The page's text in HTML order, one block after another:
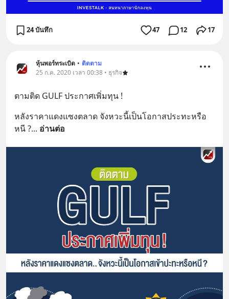
24 บันทึก 47 12 17
หุ้นพอร์ทระเบิด • ติดตาม
25 ก.ค. 2020 เวลา 00:38 • ธุรกิจ
ตามติด GULF ประกาศเพิ่มทุน !
หลังราคาแดงแซงตลาด จังหวะนี้เป็นโอกาสประทะหรือ
หนี ?... อ่านต่อ